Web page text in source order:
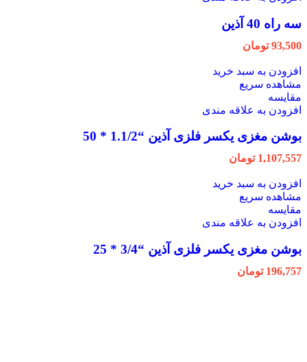
سه راه 40 آذین
93,500 تومان
افزودن به سبد خرید
مشاهده سریع
مقایسه
افزودن به علاقه مندی
بوشن مغزی یکسر فلزی آذین “1.1/2 * 50
1,107,557 تومان
افزودن به سبد خرید
مشاهده سریع
مقایسه
افزودن به علاقه مندی
بوشن مغزی یکسر فلزی آذین “3/4 * 25
196,757 تومان